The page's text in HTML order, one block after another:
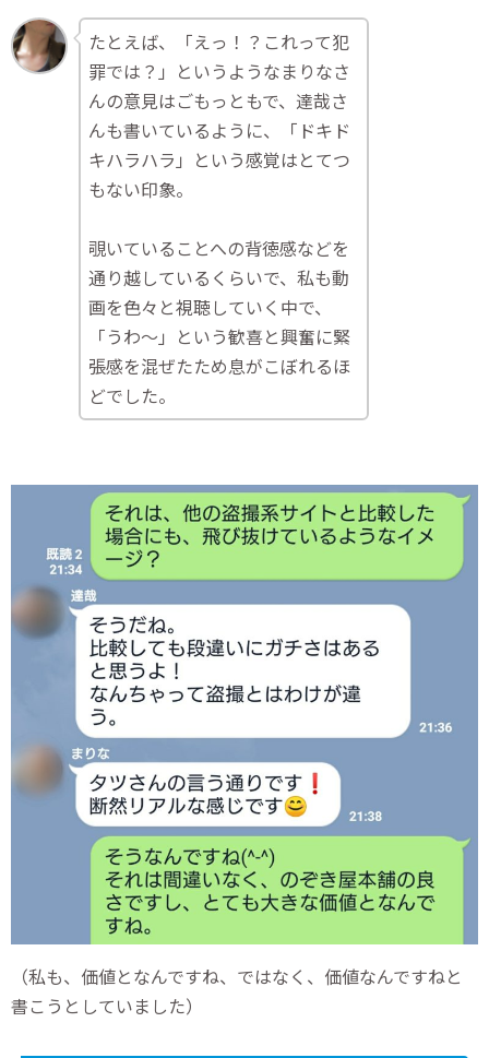
たとえば、「えっ！？これって犯
罪では？」というようなまりなさ
んの意見はごもっともで、達哉さ
んも書いているように、「ドキド
キハラハラ」という感覚はとてつ
もない印象。
覗いていることへの背徳感などを
通り越しているくらいで、私も動
画を色々と視聴していく中で、
「うわ～」という歓喜と興奮に緊
張感を混ぜたため息がこぼれるほ
どでした。
（私も、価値となんですね、ではなく、価値なんですねと
書こうとしていました）